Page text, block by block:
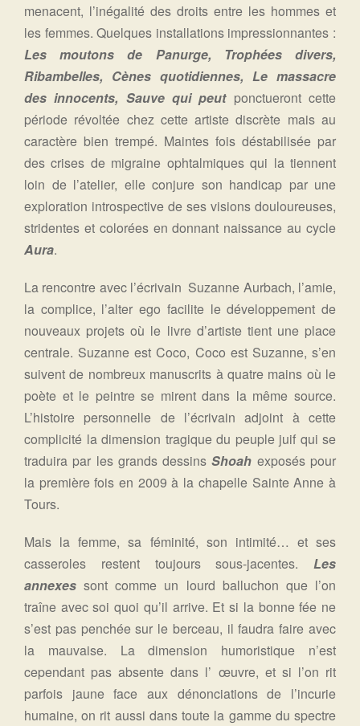
menacent, l’inégalité des droits entre les hommes et
les femmes. Quelques installations impressionnantes :
Les moutons de Panurge, Trophées divers,
Ribambelles, Cènes quotidiennes, Le massacre
des innocents, Sauve qui peut ponctueront cette
période révoltée chez cette artiste discrète mais au
caractère bien trempé. Maintes fois déstabilisée par
des crises de migraine ophtalmiques qui la tiennent
loin de l’atelier, elle conjure son handicap par une
exploration introspective de ses visions douloureuses,
stridentes et colorées en donnant naissance au cycle
Aura.
La rencontre avec l’écrivain Suzanne Aurbach, l’amie,
la complice, l’alter ego facilite le développement de
nouveaux projets où le livre d’artiste tient une place
centrale. Suzanne est Coco, Coco est Suzanne, s’en
suivent de nombreux manuscrits à quatre mains où le
poète et le peintre se mirent dans la même source.
L’histoire personnelle de l’écrivain adjoint à cette
complicité la dimension tragique du peuple juif qui se
traduira par les grands dessinsShoah exposés pour
la première fois en 2009 à la chapelle Sainte Anne à
Tours.
Mais la femme, sa féminité, son intimité… et ses
casseroles restent toujours sous-jacentes.
Les
annexes sont comme un lourd balluchon que l’on
traîne avec soi quoi qu’il arrive. Et si la bonne fée ne
s’est pas penchée sur le berceau, il faudra faire avec
la mauvaise. La dimension humoristique n’est
cependant pas absente dans l’ œuvre, et si l’on rit
parfois jaune face aux dénonciations de l’incurie
humaine, on rit aussi dans toute la gamme du spectre